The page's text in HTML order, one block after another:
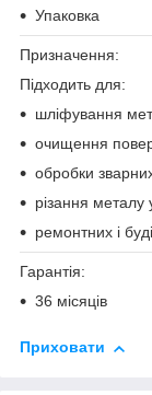
Упаковка
Призначення:
Підходить для:
шліфування
очищення
обробки
різання металу
ремонтних і
Гарантія:
36 місяців
Приховати